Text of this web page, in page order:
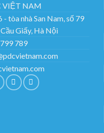
VIỆT NAM
- tòa nhà San Nam, số 79
Giấy, Hà Nội
789